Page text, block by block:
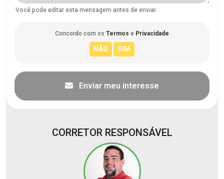
Você pode editar esta mensagem antes de enviar.
Concordo com os Termos e Privacidade
Enviar meu interesse
CORRETOR RESPONSÁVEL